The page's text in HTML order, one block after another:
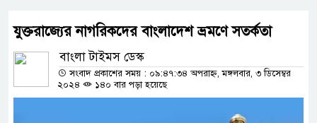
যুক্তরাজ্যের নাগরিকদের বাংলাদেশ ভ্রমণে সতর্কতা
বাংলা টাইমস ডেস্ক
সংবাদ প্রকাশের সময় : ০৯:৪৭:৩৪ অপরাহ্ন, মঙ্গলবার, ৩ ডিসেম্বর
২০২৪
১৪০ বার পড়া হয়েছে